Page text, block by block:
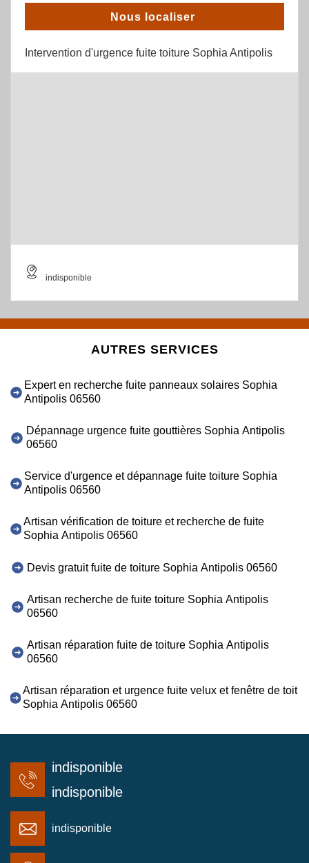
Nous localiser
Intervention d'urgence fuite toiture Sophia Antipolis
indisponible
AUTRES SERVICES
Expert en recherche fuite panneaux solaires Sophia
Antipolis 06560
Dépannage urgence fuite gouttières Sophia Antipolis
06560
Service d'urgence et dépannage fuite toiture Sophia
Antipolis 06560
Artisan vérification de toiture et recherche de fuite
Sophia Antipolis 06560
Devis gratuit fuite de toiture Sophia Antipolis 06560
Artisan recherche de fuite toiture Sophia Antipolis
06560
Artisan réparation fuite de toiture Sophia Antipolis
06560
Artisan réparation et urgence fuite velux et fenêtre de toit
Sophia Antipolis 06560
indisponible
indisponible
indisponible